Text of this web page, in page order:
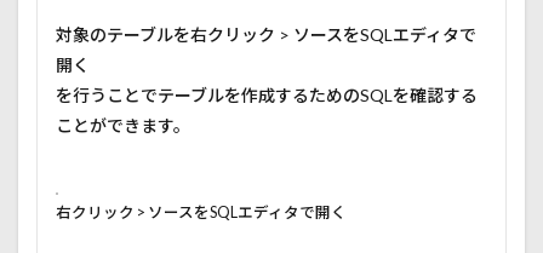
対象のテーブルを右クリック > ソースをSQLエディタで
開く
を行うことでテーブルを作成するためのSQLを確認する
ことができます。
右クリック > ソースをSQLエディタで開く